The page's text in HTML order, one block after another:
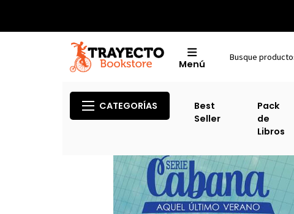
Menú
CATEGORÍAS
Best
Seller
Pack
de
Libros